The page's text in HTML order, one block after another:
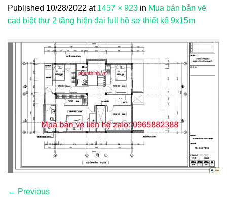
Published 10/28/2022 at 1457 × 923 in Mua bán bản vẽ
cad biệt thự 2 tầng hiện đại full hồ sơ thiết kế 9x15m
← Previous